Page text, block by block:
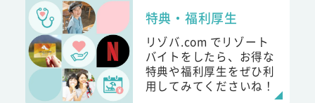
特典・福利厚生
リゾバ.com でリゾート
バイトをしたら、お得な
特典や福利厚生をぜひ利
用してみてくださいね！